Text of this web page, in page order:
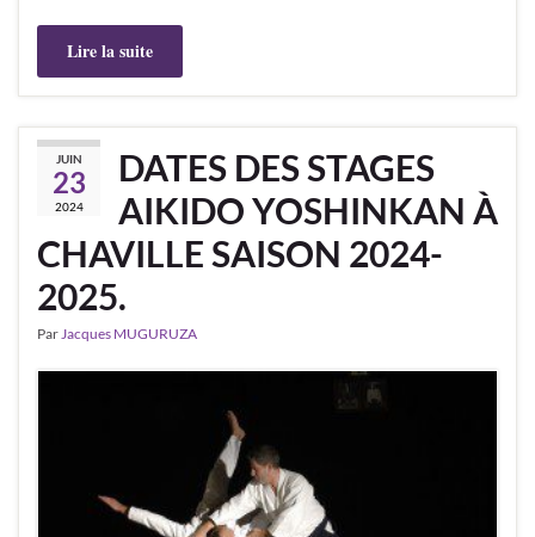
Lire la suite
JUIN
23
2024
DATES DES STAGES
AIKIDO YOSHINKAN À
CHAVILLE SAISON 2024-
2025.
Par Jacques MUGURUZA